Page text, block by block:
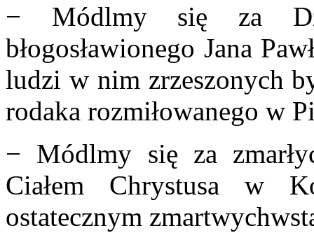
− Módlmy się za
błogosławionego Jana
ludzi w nim zrzeszonych
rodaka rozmiłowanego w
− Módlmy się za
Ciałem Chrystusa w
ostatecznym